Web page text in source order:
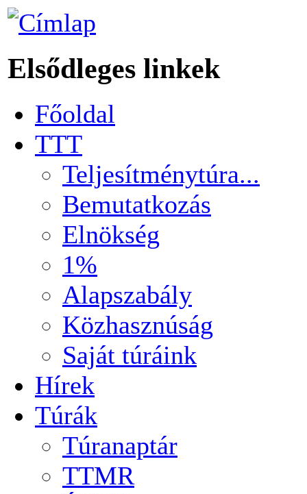
Elsődleges linkek
Főoldal
TTT
Teljesítménytúra...
Bemutatkozás
Elnökség
1%
Alapszabály
Közhasznúság
Saját túráink
Hírek
Túrák
Túranaptár
TTMR